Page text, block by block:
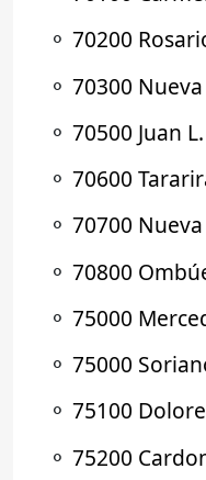
⚬ 70200
⚬ 70300
⚬ 70500 Juan
⚬ 70600
⚬ 70700
⚬ 70800
⚬ 75000
⚬ 75000
⚬ 75100
⚬ 75200